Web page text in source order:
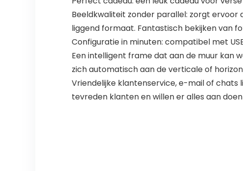
Beeldkwaliteit zonder parallel: zorgt ervoor
liggend formaat. Fantastisch bekijken van
Configuratie in minuten: compatibel met
Een intelligent frame dat aan de muur kan
zich automatisch aan de verticale of
Vriendelijke klantenservice, e-mail of chats
tevreden klanten en willen er alles aan